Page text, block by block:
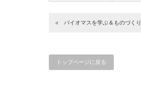
バイオマスを学ぶ＆ものづくり
トップページに戻る